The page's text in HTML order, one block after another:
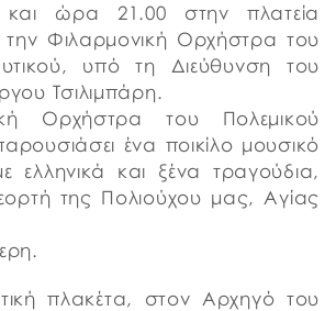
και ώρα 21.00 στην πλατεία
Φιλαρμονική Ορχήστρα του
υπό τη Διεύθυνση του
Τσιλιμπάρη.
Ορχήστρα του Πολεμικού
ένα ποικίλο μουσικό
ελληνικά και ξένα τραγούδια,
της Πολιούχου μας, Αγίας
πλακέτα, στον Αρχηγό του